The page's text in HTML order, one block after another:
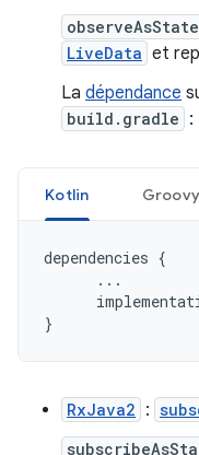
LiveData et
La dépendance
build.gradle :
Kotlin Groovy
dependencies {
...
}
RxJava2 :